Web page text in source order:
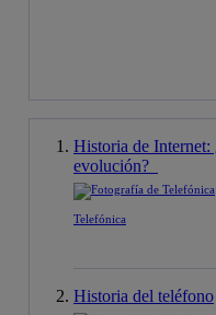
Historia de Internet:
evolución?
Telefónica
Historia del teléfono